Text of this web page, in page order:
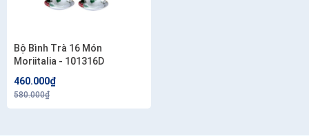
Bộ Bình Trà 16 Món
Moriitalia - 101316D
460.000₫
580.000₫